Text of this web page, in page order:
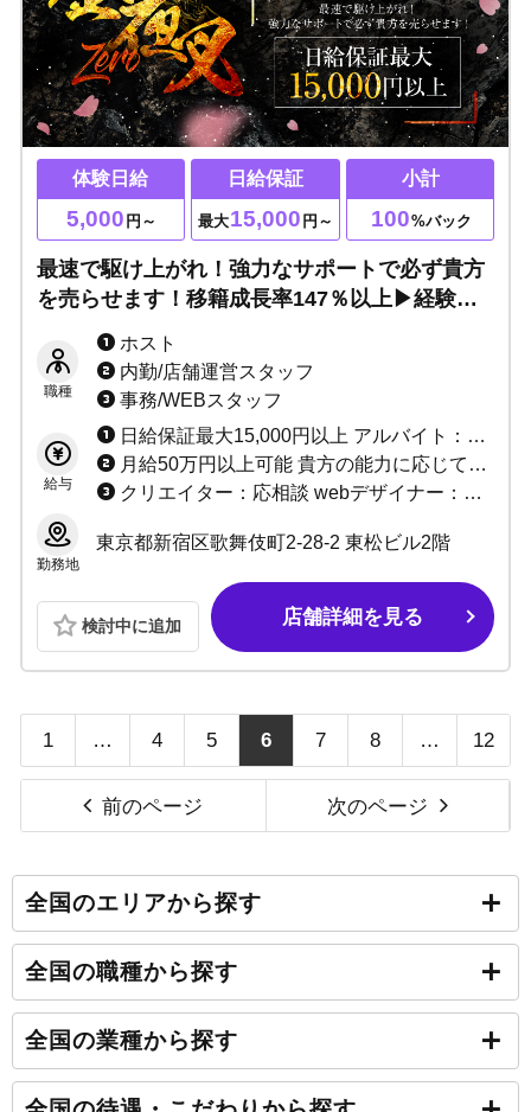
体験日給
5,000 円～
日給保証
最大15,000 円～
小計
100%バック
最速で駆け上がれ！強力なサポートで必ず貴方
を売らせます！移籍成長率147％以上▶経験者3
カ月総売100％バック！未経験でもMAX月収50
万円！必要なのは貴方の本気と情熱です！
職種
ホスト
内勤/店舗運営スタッフ
事務/WEBスタッフ
給与
日給保証最大15,000円以上 アルバイト：最大時給2,000円！
月給50万円以上可能 貴方の能力に応じてお給料+α致します！
クリエイター：応相談 webデザイナー：応相談
勤務地
東京都新宿区歌舞伎町2-28-2 東松ビル2階
検討中に追加 店舗詳細を見る
1 … 4 5 6 7 8 … 12
前のページ 次のページ
全国のエリアから探す
全国の職種から探す
全国の業種から探す